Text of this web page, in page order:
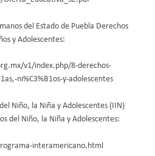
del Estado de Puebla Derechos
y Adolescentes:
v1/index.php/8-derechos-
ni%C3%B1os-y-adolescentes
Niño, la Niña y Adolescentes (IIN)
del Niño, la Niña y Adolescentes:
interamericano.html